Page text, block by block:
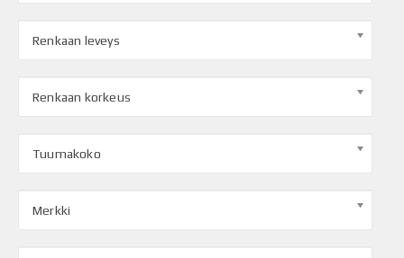
Renkaan leveys
Renkaan korkeus
Tuumakoko
Merkki